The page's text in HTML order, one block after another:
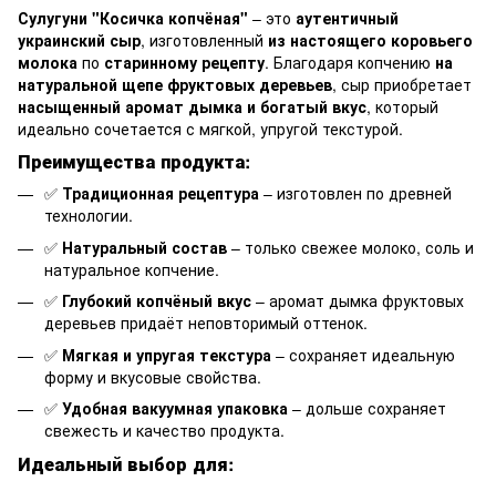
Сулугуни "Косичка копчёная" – это аутентичный
украинский сыр, изготовленный из настоящего коровьего
молока по старинному рецепту. Благодаря копчению на
натуральной щепе фруктовых деревьев, сыр приобретает
насыщенный аромат дымка и богатый вкус, который
идеально сочетается с мягкой, упругой текстурой.
Преимущества продукта:
✅ Традиционная рецептура – изготовлен по древней
технологии.
✅ Натуральный состав – только свежее молоко, соль и
натуральное копчение.
✅ Глубокий копчёный вкус – аромат дымка фруктовых
деревьев придаёт неповторимый оттенок.
✅ Мягкая и упругая текстура – сохраняет идеальную
форму и вкусовые свойства.
✅ Удобная вакуумная упаковка – дольше сохраняет
свежесть и качество продукта.
Идеальный выбор для: